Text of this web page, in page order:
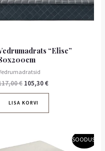
“Elise”
€ 105,30€
LISA KORVI
SOODUS!
hind
Praegune
hind